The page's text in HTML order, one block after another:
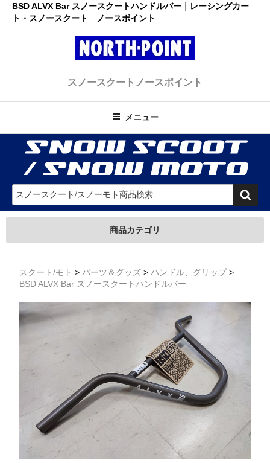
BSD ALVX Bar スノースクートハンドルバー｜レーシングカー
ト・スノースクート ノースポイント
ト ノースポイント
スノースクート ノースポイント
メニュー
索
商品カテゴリ
スクート/モト > パーツ＆グッズ > ハンドル、グリップ>
BSD ALVX Bar スノースクートハンドルバー